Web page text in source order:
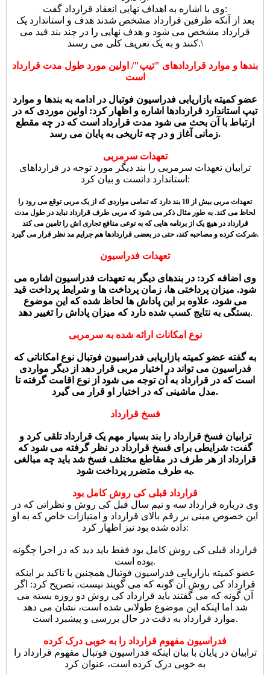
وی با اشاره به اهداف نهایی انعقاد قرارداد گفت:
بعد از آنکه طرفین قرارداد مشخص شدند هدف و استاندارد یک
قرارداد مشخص می شود و هدف نهایی را در چند بند قید می
کنند و به یک تعریف کلی می رسند.\
بندها و موارد قراردادهای "تیپ"/ اولین مورد طول مدت قرارداد
است
عضو کمیته بازاریابی فدراسیون فوتبال در ادامه به بندها و موارد
تیپ استاندارد قراردادها اشاره و اظهار کرد: اولین موردی که در
ارتباط با آن بحث می شود مدت قرارداد است که در چه مقطع
زمانی آغاز و در چه تاریخی به پایان می رسد.
تعهدات سرمربی
ترابیان تعهدات سرمربی را بند دیگر مورد توجه در قرارداهای
استاندارد دانست و بیان کرد:
تعهدات مربی بیش از 10 بند دارد که تمامی مواردی که از یک مربی توقع می رود را
لحاظ می کند. به طور مثال ذکر می شود که مربی طرف قرارداد نباید در طول مدت
قرارداد در هیچ یک از برنامه هایی که به نوعی منافع تجاری اش را تامین می کند
شرکت کرده و مصاحبه کند، حتی در بعضی قراردادها هم جرایم مد نظر قرار می گیرد.
تعهدات فدراسیون
وی اضافه کرد: در بندهای دیگر به تعهدات فدراسیون اشاره می
شود. میزان پرداختی ها، زمان پرداخت ها و شرایط پرداخت قید
می شود، علاوه بر این پاداش ها لحاظ شده که این موضوع
بستگی به نتایج کسب شده دارد که میزان پاداش را تغییر دهد.
نوع امکانات ارائه شده به سرمربی
به گفته عضو کمیته بازاریابی فدراسیون فوتبال نوع امکاناتی که
فدراسیون می تواند در اختیار مربی قرار دهد از دیگر مواردی
است که در قرارداد به آن توجه می شود از نوع اقامت گرفته تا
مدل ماشینی که در اختیار او قرار می گیرد.
فسخ قرارداد
ترابیان فسخ قرارداد را بند بسیار مهم یک قرارداد تلقی کرد و
گفت: شرایطی برای فسخ قرارداد در نظر گرفته می شود که
قرارداد از هر طرف در مقاطع مختلف فسخ شد باید چه مبالغی
به طرف متضرر پرداخت شود.
قرارداد قبلی کی روش کامل بود
وی درباره قرارداد سه و نیم سال قبل کی روش و نظراتی که در
این خصوص مبنی بر رقم بالای قرارداد و امتیازات خاص که به او
داده شده بود نیز اظهار کرد:
قرارداد قبلی کی روش کامل بود فقط باید دید که در اجرا چگونه
بوده است.
عضو کمیته بازاریابی فدراسیون فوتبال همچنین با تاکید بر اینکه
قرارداد کی روش آن گونه که می گویند نیست، تصریح کرد: اگر
آن گونه که می گفتند باید قرارداد کی روش دو روزه بسته می
شد اما اینکه این موضوع طولانی شده است، نشان می دهد
موارد قرارداد به دقت در حال بررسی و پیشبرد است.
فدراسیون مفهوم قرارداد را به خوبی درک کرده
ترابیان در پایان با بیان اینکه فدراسیون فوتبال مفهوم قرارداد را
به خوبی درک کرده است، عنوان کرد